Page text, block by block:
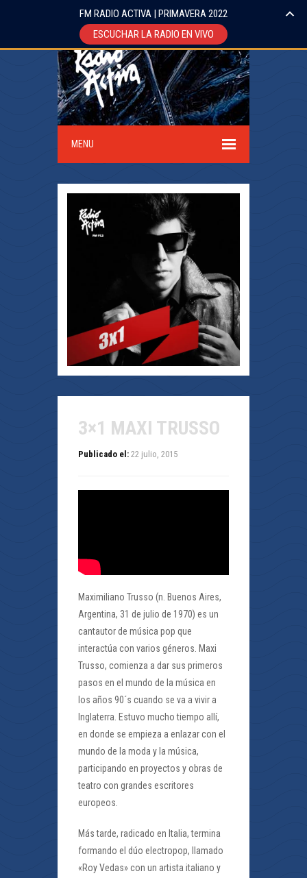
MENU
3×1 MAXI TRUSSO
Publicado el: 22 julio, 2015
Maximiliano Trusso (n. Buenos Aires,
Argentina, 31 de julio de 1970) es un
cantautor de música pop que
interactúa con varios géneros. Maxi
Trusso, comienza a dar sus primeros
pasos en el mundo de la música en
los años 90´s cuando se va a vivir a
Inglaterra. Estuvo mucho tiempo allí,
en donde se empieza a enlazar con el
mundo de la moda y la música,
participando en proyectos y obras de
teatro con grandes escritores
europeos.
Más tarde, radicado en Italia, termina
formando el dúo electropop, llamado
«Roy Vedas» con un artista italiano y
FM RADIO ACTIVA | PRIMAVERA 2022
ESCUCHAR LA RADIO EN VIVO